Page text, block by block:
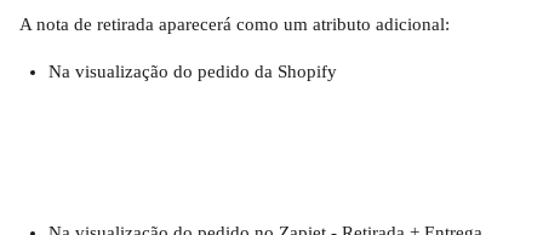
A nota de retirada aparecerá como um atributo adicional:
Na visualização do pedido da Shopify